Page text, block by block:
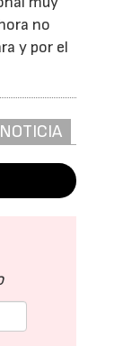
no
y por el